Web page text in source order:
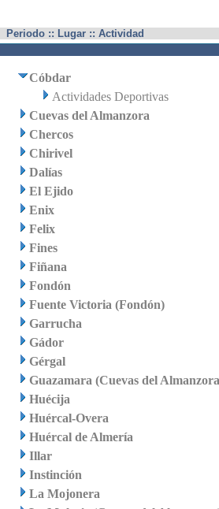
Periodo :: Lugar :: Actividad
Cóbdar
Actividades Deportivas
Cuevas del Almanzora
Chercos
Chirivel
Dalías
El Ejido
Enix
Felix
Fines
Fiñana
Fondón
Fuente Victoria (Fondón)
Garrucha
Gádor
Gérgal
Guazamara (Cuevas del
Huécija
Huércal-Overa
Huércal de Almería
Illar
Instinción
La Mojonera